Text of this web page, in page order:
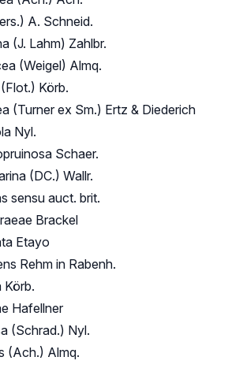
A. Schneid.
(J. Lahm) Zahlbr.
(Weigel) Almq.
Körb.
(Turner ex Sm.) Ertz & Diederich
Nyl.
Schaer.
(DC.) Wallr.
sensu auct. brit.
Brackel
Etayo
Rehm in Rabenh.
Körb.
Hafellner
(Schrad.) Nyl.
(Ach.) Almq.